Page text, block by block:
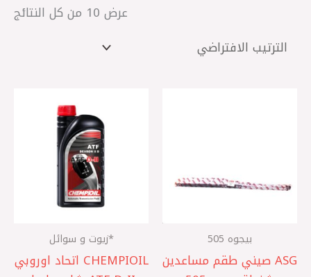
عرض ⁦10⁩ من كل النتائج
بيجوه 505
ASG صيني ‎طقم مساعدين
*زيوت و سوائل
CHEMPIOIL اتحاد اوروبي